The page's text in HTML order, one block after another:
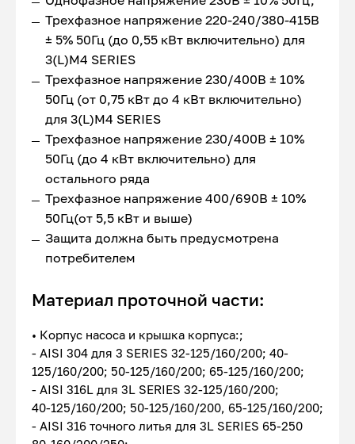
Трехфазное напряжение 220-240/380-415В
± 5% 50Гц (до 0,55 кВт включительно) для
3(L)M4 SERIES
Трехфазное напряжение 230/400В ± 10%
50Гц (от 0,75 кВт до 4 кВт включительно)
для 3(L)M4 SERIES
Трехфазное напряжение 230/400В ± 10%
50Гц (до 4 кВт включительно) для
остального ряда
Трехфазное напряжение 400/690В ± 10%
50Гц(от 5,5 кВт и выше)
Защита должна быть предусмотрена
потребителем
Материал проточной части:
• Корпус насоса и крышка корпуса:;
- AISI 304 для 3 SERIES 32-125/160/200; 40-
125/160/200; 50-125/160/200; 65-125/160/200;
- AISI 316L для 3L SERIES 32-125/160/200;
40-125/160/200; 50-125/160/200, 65-125/160/200;
- AISI 316 точного литья для 3L SERIES 65-250